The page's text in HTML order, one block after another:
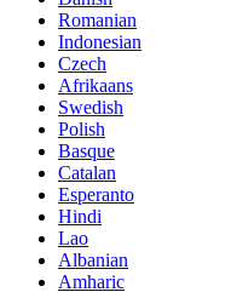
Romanian
Indonesian
Czech
Afrikaans
Swedish
Polish
Basque
Catalan
Esperanto
Hindi
Lao
Albanian
Amharic